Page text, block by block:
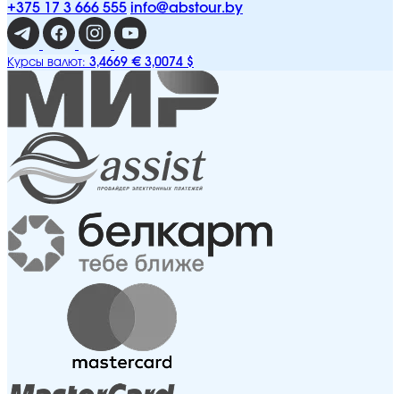
+375 17 3 666 555 info@abstour.by
Курсы валют: 3,4669 € 3,0074 $